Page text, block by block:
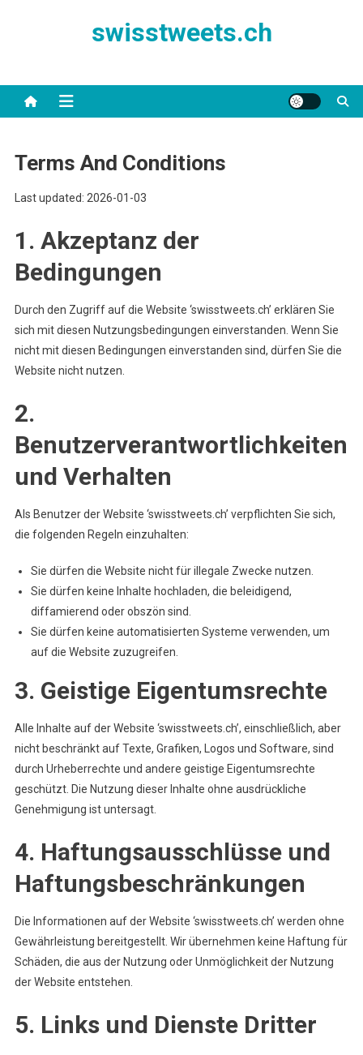
swisstweets.ch
Terms And Conditions
Last updated: 2026-01-03
1. Akzeptanz der
Bedingungen
Durch den Zugriff auf die Website ‘swisstweets.ch’ erklären Sie
sich mit diesen Nutzungsbedingungen einverstanden. Wenn Sie
nicht mit diesen Bedingungen einverstanden sind, dürfen Sie die
Website nicht nutzen.
2.
Benutzerverantwortlichkeiten
und Verhalten
Als Benutzer der Website ‘swisstweets.ch’ verpflichten Sie sich,
die folgenden Regeln einzuhalten:
Sie dürfen die Website nicht für illegale Zwecke nutzen.
Sie dürfen keine Inhalte hochladen, die beleidigend,
diffamierend oder obszön sind.
Sie dürfen keine automatisierten Systeme verwenden, um
auf die Website zuzugreifen.
3. Geistige Eigentumsrechte
Alle Inhalte auf der Website ‘swisstweets.ch’, einschließlich, aber
nicht beschränkt auf Texte, Grafiken, Logos und Software, sind
durch Urheberrechte und andere geistige Eigentumsrechte
geschützt. Die Nutzung dieser Inhalte ohne ausdrückliche
Genehmigung ist untersagt.
4. Haftungsausschlüsse und
Haftungsbeschränkungen
Die Informationen auf der Website ‘swisstweets.ch’ werden ohne
Gewährleistung bereitgestellt. Wir übernehmen keine Haftung für
Schäden, die aus der Nutzung oder Unmöglichkeit der Nutzung
der Website entstehen.
5. Links und Dienste Dritter